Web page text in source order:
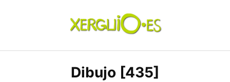
xerguio.ES | ilustración
Dibujo [435]